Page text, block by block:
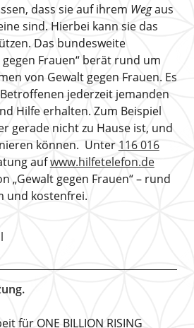
dass sie auf ihrem Wegaus
sind. Hierbei kann sie das
Das bundesweite
Frauen“ berät rund um
von Gewalt gegen Frauen. Es
jederzeit jemanden
Hilfe erhalten. Zum Beispiel
gerade nicht zu Hause ist, und
können. Unter 116 016
aufwww.hilfetelefon.de
„Gewalt gegen Frauen“ – rund
und kostenfrei.
für ONE BILLION RISING